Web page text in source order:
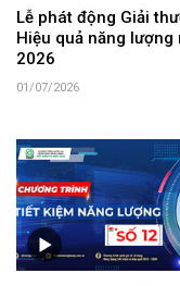
Lễ phát động Giải
Hiệu quả năng lượng
2026
01/07/2026